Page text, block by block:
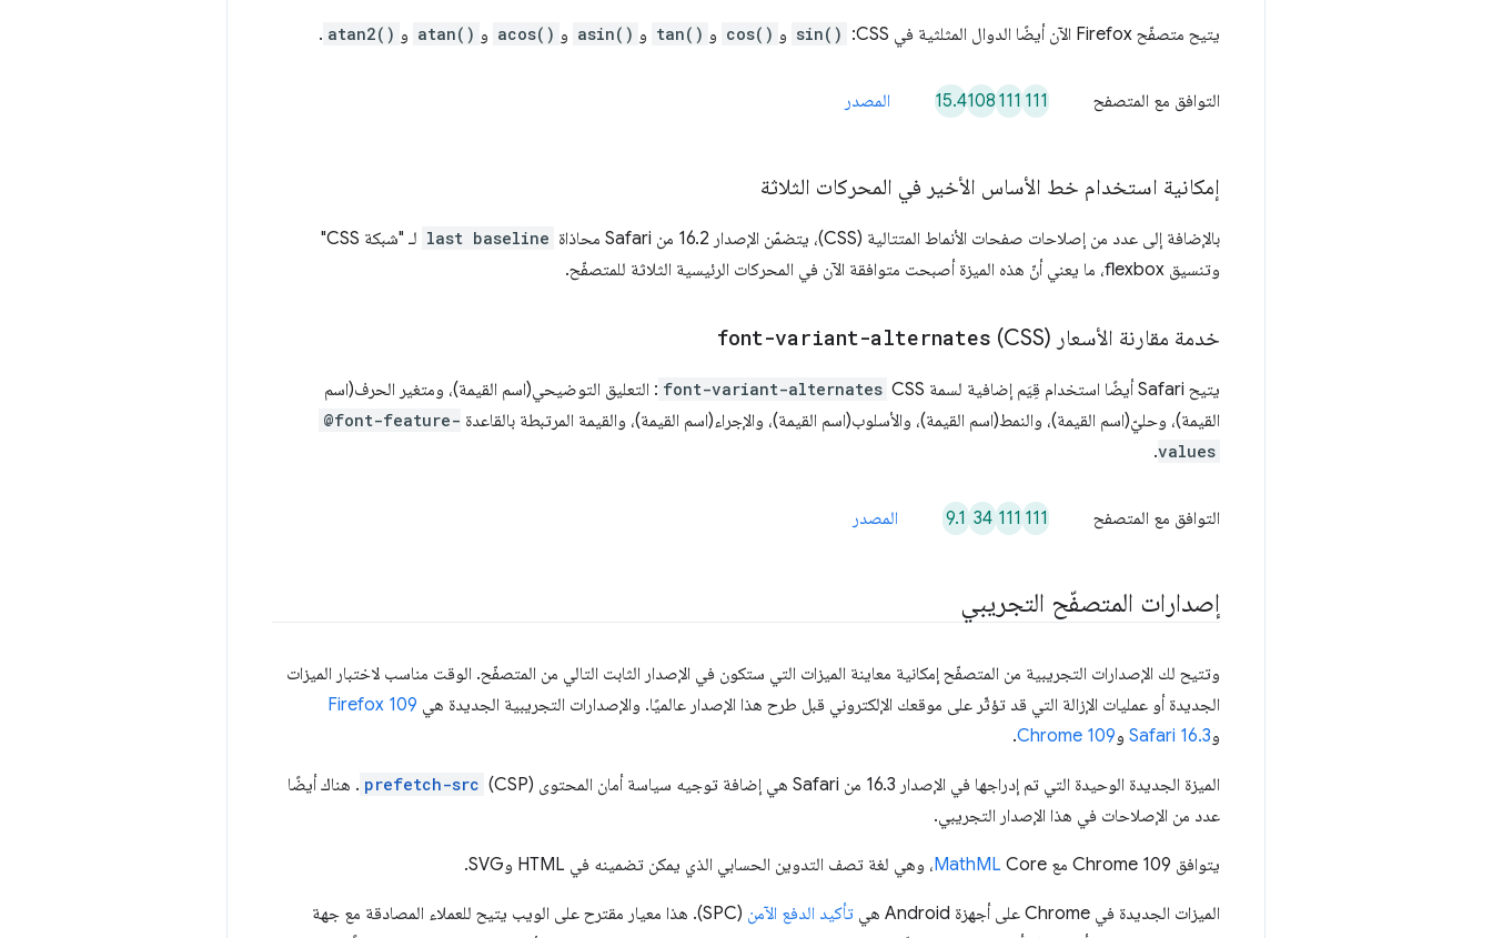
يتيح متصفّح Firefox الآن أيضًا الدوال المثلثية في CSS: sin() و cos() و tan() و asin() و acos() و atan() و atan2()
.
التوافق مع المتصفح 111
111
108
15.4 المصدر
إمكانية استخدام خط الأساس الأخير في المحركات الثلاثة
بالإضافة إلى عدد من إصلاحات صفحات الأنماط المتتالية (CSS)، يتضمّن الإصدار 16.2 من Safari محاذاة last baseline
لـ "شبكة CSS"
وتنسيق flexbox، ما يعني أنّ هذه الميزة أصبحت متوافقة الآن في المحركات الرئيسية الثلاثة للمتصفّح.
خدمة مقارنة الأسعار (CSS) font-variant-alternates
يتيح Safari أيضًا استخدام قِيَم إضافية لسمة CSS font-variant-alternates : التعليق التوضيحي(اسم القيمة)، ومتغير الحرف(اسم
القيمة)، وحليّ(اسم القيمة)، والنمط(اسم القيمة)، والأسلوب(اسم القيمة)، والإجراء(اسم القيمة)، والقيمة المرتبطة بالقاعدة @font-feature-
values
.
التوافق مع المتصفح 111
111
34
9.1 المصدر
إصدارات المتصفّح التجريبي
وتتيح لك الإصدارات التجريبية من المتصفّح إمكانية معاينة الميزات التي ستكون في الإصدار الثابت التالي من المتصفّح. الوقت مناسب لاختبار الميزات
الجديدة أو عمليات الإزالة التي قد تؤثّر على موقعك الإلكتروني قبل طرح هذا الإصدار عالميًا. والإصدارات التجريبية الجديدة هي Firefox 109
وSafari 16.3 وChrome 109
.
الميزة الجديدة الوحيدة التي تم إدراجها في الإصدار 16.3 من Safari هي إضافة توجيه سياسة أمان المحتوى (CSP) prefetch-src . هناك أيضًا
عدد من الإصلاحات في هذا الإصدار التجريبي.
يتوافق Chrome 109 مع MathML Core، وهي لغة تصف التدوين الحسابي الذي يمكن تضمينه في HTML وSVG.
الميزات الجديدة في Chrome على أجهزة Android هي تأكيد الدفع الآمن
(SPC). هذا معيار مقترح على الويب يتيح للعملاء المصادقة مع جهة